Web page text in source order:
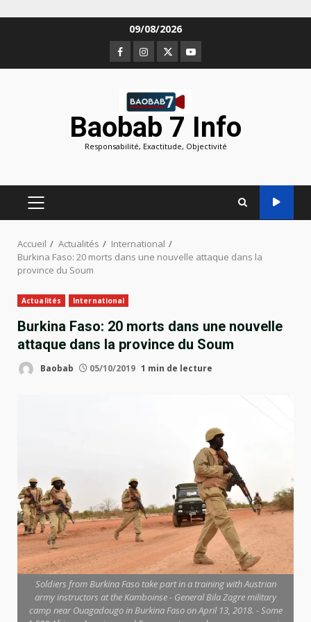
09/08/2026
Facebook
Instagram
TwitterYoutube
Baobab 7 Info
Responsabilité, Exactitude, Objectivité
MENU
PRINCIPAL
Accueil Actualités
International
Burkina Faso: 20 morts dans une nouvelle attaque dans la
province du Soum
Actualités International
Burkina Faso: 20 morts dans une nouvelle
attaque dans la province du Soum
Baobab 05/10/2019 1 min de lecture
Soldiers from Burkina Faso take part in a training with Austrian
army instructors at the Kamboinse - General Bila Zagre military
camp near Ouagadougo in Burkina Faso on April 13, 2018. - Some